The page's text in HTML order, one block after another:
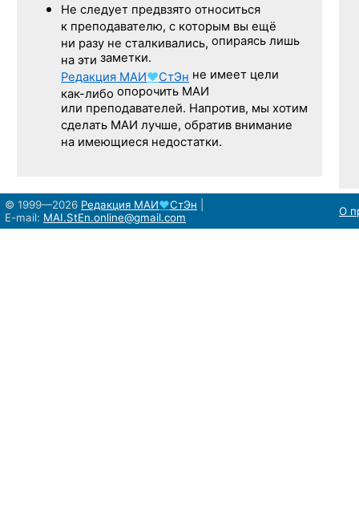
Не следует предвзято относиться
к преподавателю, с которым вы ещё
ни разу не сталкивались, опираясь лишь
на эти заметки.
Редакция МАИ♥СтЭн не имеет цели
как-либо опорочить МАИ
или преподавателей. Напротив, мы хотим
сделать МАИ лучше, обратив внимание
на имеющиеся недостатки.
© 1999—2026 Редакция МАИ♥СтЭн
E-mail: MAI.StEn.online@gmail.com О